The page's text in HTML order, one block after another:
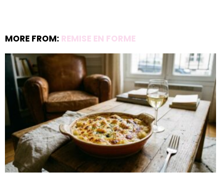
MORE FROM: REMISE EN FORME